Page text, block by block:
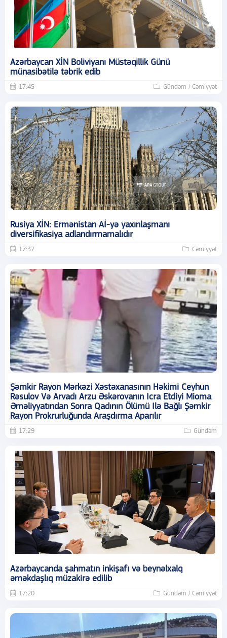
Azərbaycan XİN Boliviyanı Müstəqillik Günü
münasibətilə təbrik edib
17:45 Gündəm / Cəmiyyət
Rusiya XİN: Ermənistan Aİ-yə yaxınlaşmanı
diversifikasiya adlandırmamalıdır
17:37 Cəmiyyət
Şəmkir Rayon Mərkəzi Xəstəxanasının Həkimi Ceyhun
Rəsulov Və Arvadı Arzu Əskərovanın Icra Etdiyi Mioma
Əməliyyatından Sonra Qadının Ölümü Ilə Bağlı Şəmkir
Rayon Prokrurluğunda Araşdırma Aparılır
17:29 Gündəm
Azərbaycanda şahmatın inkişafı və beynəlxalq
əməkdaşlıq müzakirə edilib
17:20 Gündəm / Cəmiyyət